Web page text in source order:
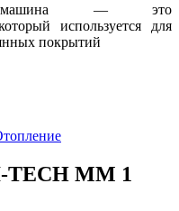
машина — это
используется для
покрытий
TECH MM 1